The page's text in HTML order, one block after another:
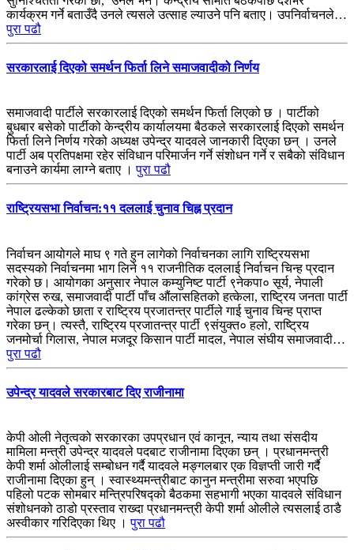
कार्यक्रम गर्ने बताउँदै उनले त्यसले उत्साह ल्याउने पनि बताए। उपनिर्वाचनले…
पुरा पढौ
सरकारलाई दिएको समर्थन फिर्ता लिने समाजवादीको निर्णय
समाजवादी पार्टीले सरकारलाई दिएको समर्थन फिर्ता लिएको छ । पार्टीको
बुधबार बसेको पार्टीको केन्द्रीय कार्यालयमा बैठकले सरकारलाई दिएको समर्थन
फिर्ता लिने निर्णय गरेको अध्यक्ष उपेन्द्र यादवले जानकारी दिएका छन् । उनले
पार्टी अब प्रतिपक्षमा रहेर संविधान परिमार्जन गर्ने संशोधन गर्ने र सबैको संविधान
बनाउने कार्यमा लाग्ने बताए ।पुरा पढौ
राष्ट्रियसभा निर्वाचन:११ दललाई चुनाव चिह्न प्रदान
निर्वाचन आयोगले माघ ९ गते हुन लागेको निर्वाचनका लागि राष्ट्रियसभा
सदस्यको निर्वाचनमा भाग लिने ११ राजनीतिक दललाई निर्वाचन चिन्ह प्रदान
गरेको छ। आयोगका अनुसार नेपाल कम्युनिष्ट पार्टी ९नेकपा० सूर्य, नेपाली
कांग्रेस रुख, समाजवादी पार्टी पाँच औंलासहितको हत्केला, राष्ट्रिय जनता पार्टी
नेपाल ढल्केको छाता र राष्ट्रिय प्रजातन्त्र पार्टीले गाई चुनाव चिन्ह प्राप्त
गरेका छन्। त्यस्तै, राष्ट्रिय प्रजातन्त्र पार्टी ९संयुक्त० हलो, राष्ट्रिय
जनमोर्चा गिलास, नेपाल मजदूर किसान पार्टी मादल, नेपाल संघीय समाजवादी…
पुरा पढौ
उपेन्द्र यादवले सरकारबाट दिए राजीनामा
केपी ओली नेतृत्वको सरकारका उपप्रधान एवं कानून, न्याय तथा संसदीय
मामिला मन्त्री उपेन्द्र यादवले पदबाट राजीनामा दिएका छन् । प्रधानमन्त्री
केपी शर्मा ओलीलाई सम्बोधन गर्दै यादवले मङ्गलबार एक विज्ञप्ती जारी गर्दै
राजीनामा दिएका हुन् । स्वास्थ्यमन्त्रीबाट कानुन मन्त्रीमा सरुवा भएपछि
पहिलो पटक सोमबार मन्त्रिपरिषद्को बैठकमा सहभागी भएका यादवले संविधान
संशोधनको ठाडो प्रस्ताव राख्दा प्रधानमन्त्री केपी शर्मा ओलीले त्यसलाई ठाडै
अस्वीकार गरिदिएका थिए ।पुरा पढौ